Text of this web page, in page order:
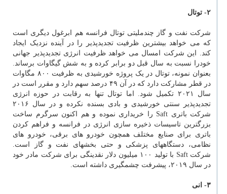
۲- توتال
شرکت نفت و گاز چندملیتی توتال فرانسه هم ابرغول دیگری است
که می خواهد بیشترین ظرفیت تجدیدپذیر را در آینده نزدیک ایجاد
کند. این شرکت امسال می خواهد ظرفیت انرژی تجدیدپذیر جهانی
خودرا نسبت به سال قبل دو برابر کرده و به شش گیگاوات برساند.
بعنوان نمونه، توتال در یک پروژه خورشیدی به ظرفیت ۸۰۰ مگاوات
در قطر مشارکت دارد که در آن ۴۹ درصد سهم دارد و مقرر است در
سال ۲۰۲۱ تکمیل شود. اما توتال تنها به رقابت در حوزه انرژی
تجدیدپذیر سنتی خورشیدی و بادی بسنده نکرده و در سال ۲۰۱۶
شرکت باتری Saft را خریداری نموده و هم اکنون سرگرم ساخت
بزرگترین تاسیسات ذخیره سازی انرژی در فرانسه و فراهم کردن
باتری برای صنایع مختلف همچون خودرو های برقی، خودرو های
نظامی، دستگاههای پزشکی و حتی بخشهای نفت و گاز است.
شرکت Saft با تولید ۱۰۰ میلیون دلار نقدینگی برای شرکت مادر خود
در سال ۲۰۱۹، پیشرفت چشمگیری داشته است.
۳- انی